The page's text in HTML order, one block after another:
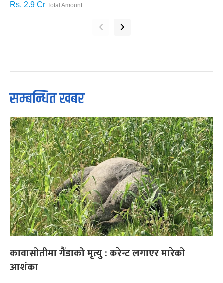
Rs. 2.9 Cr Total Amount
‹ ›
सम्बन्धित खबर
कावासोतीमा गैंडाको मृत्यु : करेन्ट लगाएर मारेको
आशंका